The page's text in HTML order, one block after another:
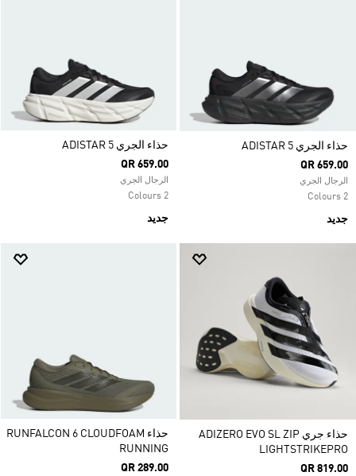
حذاء الجري ADISTAR 5
QR 659.00
الرجال الجري
2 Colours
جديد
حذاء الجري ADISTAR 5
QR 659.00
الرجال الجري
2 Colours
جديد
حذاء جري ADIZERO EVO SL ZIP
LIGHTSTRIKEPRO
QR 819.00
حذاء RUNFALCON 6 CLOUDFOAM
RUNNING
QR 289.00